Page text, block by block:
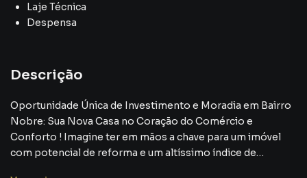
Laje Técnica
Despensa
Descrição
Oportunidade Única de Investimento e Moradia em Bairro
Nobre: Sua Nova Casa no Coração do Comércio e
Conforto ! Imagine ter em mãos a chave para um imóvel
com potencial de reforma e um altíssimo índice de